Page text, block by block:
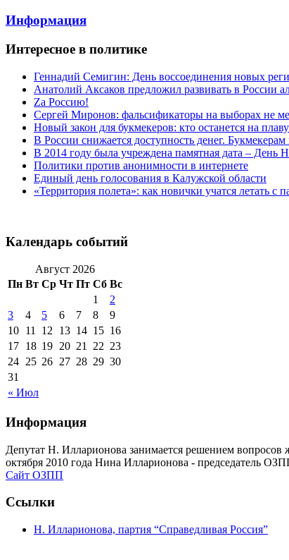
Информация
Интересное в политике
Геннадий Семигин: День воссоединения новых
Анатолий Аксаков предложил развивать в России
Zа Россию!
Сергей Миронов: фальсификаторы на выборах не
Новый закон для букмекеров: кто останется на
В России снижается доступность денег.
В 2014 году была учреждена памятная дата – День
Политики против анонимности в интернете
Единый день голосования в Калужской области
«Территория полета»: как новички учатся летать с
Календарь событий
Август 2026
Пн Вт Ср Чт Пт Сб Вс
« Июл
1
2
3
4 5 6 7 8
9
10 11 12 13 14 15 16
17 18 19 20 21 22 23
24 25 26 27 28 29 30
31
Информация
Депутат Н. Илларионова занимается решением вопросов
октября 2010 года Нина Илларионова - председатель
Сайт ОЗПП
Ссылки
Н. Илларионова, партия “Справедливая Россия”